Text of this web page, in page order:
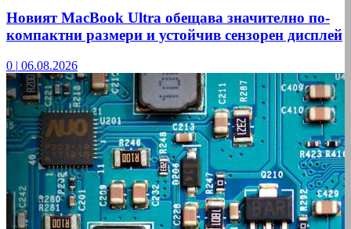
Новият MacBook Ultra обещава значително по-
компактни размери и устойчив сензорен дисплей
0 | 06.08.2026